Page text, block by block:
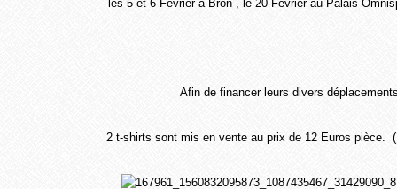
les 5 et 6 Février à Bron , le 20 Février au Palais
Afin de financer leurs divers
2 t-shirts sont mis en vente au prix de 12 Euros pièce.